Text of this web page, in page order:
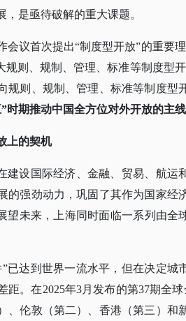
是亟待破解的重大课题。
会议首次提出“制度型开放”的重要
规则、规制、管理、标准等制度型
规则、规制、管理、标准等制度型
时期推动中国全方位对外开放的主线
上的契机
建设国际经济、金融、贸易、航运
的强劲动力，巩固了其作为国家经
望未来，上海同时面临一系列由全
”已达到世界一流水平，但在决定城
距。在2025年3月发布的第37期全
、伦敦（第二）、香港（第三）和